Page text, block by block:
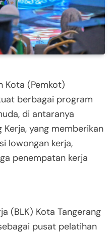
Kota (Pemkot)
berbagai program
di antaranya
yang memberikan
lowongan kerja,
penempatan kerja
(BLK) Kota Tangerang
pusat pelatihan